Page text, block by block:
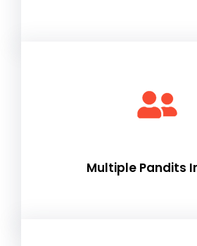
Multiple Pandits